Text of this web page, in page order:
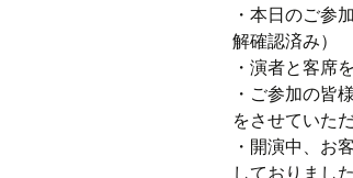
・本日のご参
解確認済み）
・演者と客席
・ご参加の皆
をさせていた
・開演中、お
しておりました